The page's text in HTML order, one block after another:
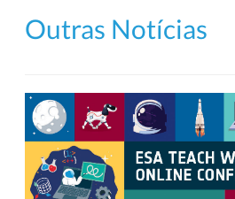
Outras Notícias